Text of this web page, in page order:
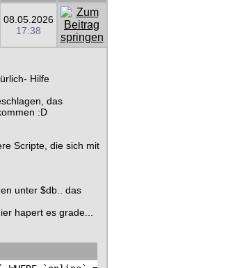
08.05.2026
17:38
Hilfe
das
:D
Scripte, die sich mit
unter $db.. das
hapert es grade...